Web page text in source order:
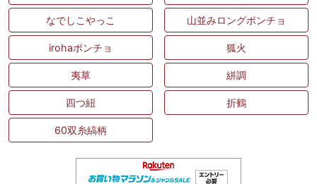
なでしこやっこ 山並みロングポンチョ
irohaポンチョ 狐火
夷草 絣調
四つ紐 折鶴
60双糸縞柄